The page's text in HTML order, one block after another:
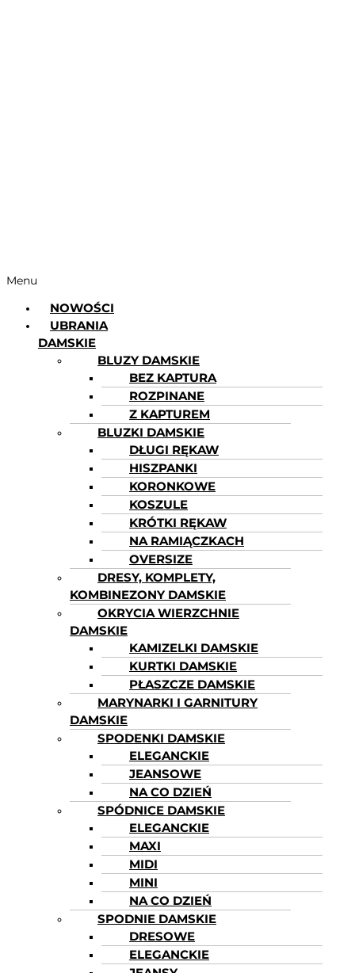
Menu
NOWOŚCI
UBRANIA
DAMSKIE
BLUZY DAMSKIE
BEZ KAPTURA
ROZPINANE
Z KAPTUREM
BLUZKI DAMSKIE
DŁUGI RĘKAW
HISZPANKI
KORONKOWE
KOSZULE
KRÓTKI RĘKAW
NA RAMIĄCZKACH
OVERSIZE
DRESY, KOMPLETY,
KOMBINEZONY DAMSKIE
OKRYCIA WIERZCHNIE
DAMSKIE
KAMIZELKI DAMSKIE
KURTKI DAMSKIE
PŁASZCZE DAMSKIE
MARYNARKI I GARNITURY
DAMSKIE
SPODENKI DAMSKIE
ELEGANCKIE
JEANSOWE
NA CO DZIEŃ
SPÓDNICE DAMSKIE
ELEGANCKIE
MAXI
MIDI
MINI
NA CO DZIEŃ
SPODNIE DAMSKIE
DRESOWE
ELEGANCKIE